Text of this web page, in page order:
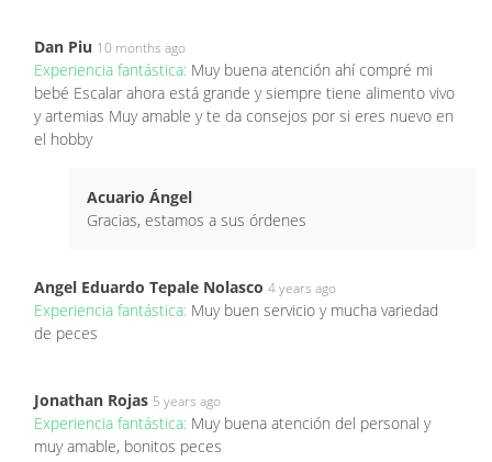
Dan Piu 10 months ago
Experiencia fantástica: Muy buena atención ahí compré mi
bebé Escalar ahora está grande y siempre tiene alimento vivo
y artemias Muy amable y te da consejos por si eres nuevo en
el hobby
Acuario Ángel
Gracias, estamos a sus órdenes
Angel Eduardo Tepale Nolasco 4 years ago
Experiencia fantástica: Muy buen servicio y mucha variedad
de peces
Jonathan Rojas 5 years ago
Experiencia fantástica: Muy buena atención del personal y
muy amable, bonitos peces